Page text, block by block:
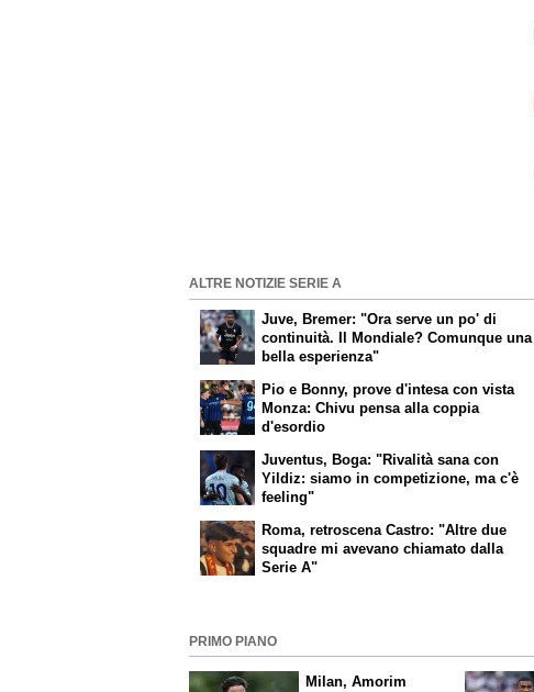
ALTRE NOTIZIE SERIE A
Juve, Bremer: "Ora serve un po' di
continuità. Il Mondiale? Comunque una
bella esperienza"
Pio e Bonny, prove d'intesa con vista
Monza: Chivu pensa alla coppia
d'esordio
Juventus, Boga: "Rivalità sana con
Yildiz: siamo in competizione, ma c'è
feeling"
Roma, retroscena Castro: "Altre due
squadre mi avevano chiamato dalla
Serie A"
PRIMO PIANO
Milan, Amorim